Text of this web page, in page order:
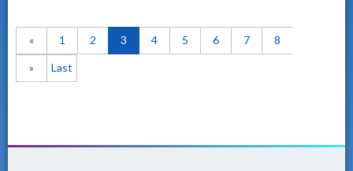
« 1 2 3 4 5 6 7 8
» Last